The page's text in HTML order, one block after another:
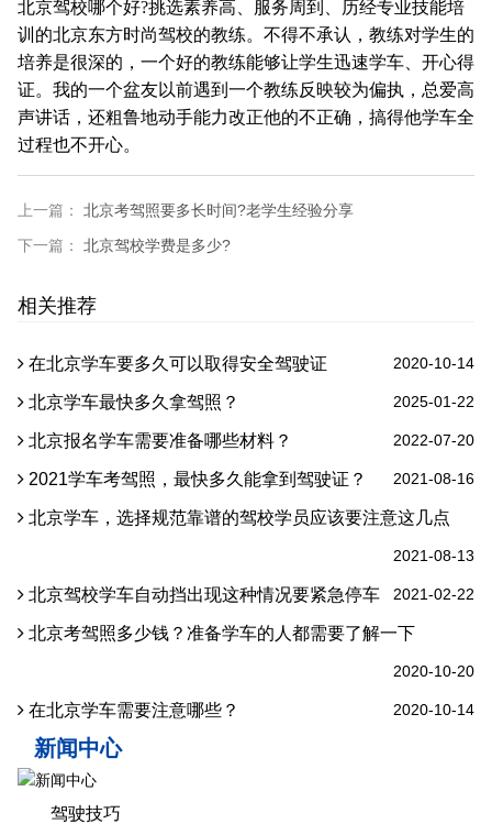
北京驾校哪个好?挑选素养高、服务周到、历经专业技能培
训的北京东方时尚驾校的教练。不得不承认，教练对学生的
培养是很深的，一个好的教练能够让学生迅速学车、开心得
证。我的一个盆友以前遇到一个教练反映较为偏执，总爱高
声讲话，还粗鲁地动手能力改正他的不正确，搞得他学车全
过程也不开心。
上一篇：
北京考驾照要多长时间?老学生经验分享
下一篇：
北京驾校学费是多少?
相关推荐
在北京学车要多久可以取得安全驾驶证 2020-10-14
北京学车最快多久拿驾照？ 2025-01-22
北京报名学车需要准备哪些材料？ 2022-07-20
2021学车考驾照，最快多久能拿到驾驶证？ 2021-08-16
北京学车，选择规范靠谱的驾校学员应该要注意这几点
2021-08-13
北京驾校学车自动挡出现这种情况要紧急停车 2021-02-22
北京考驾照多少钱？准备学车的人都需要了解一下
2020-10-20
在北京学车需要注意哪些？ 2020-10-14
新闻中心
驾驶技巧